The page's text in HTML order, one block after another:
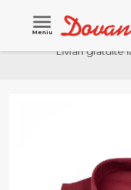
Meniu
Livrari gratuite